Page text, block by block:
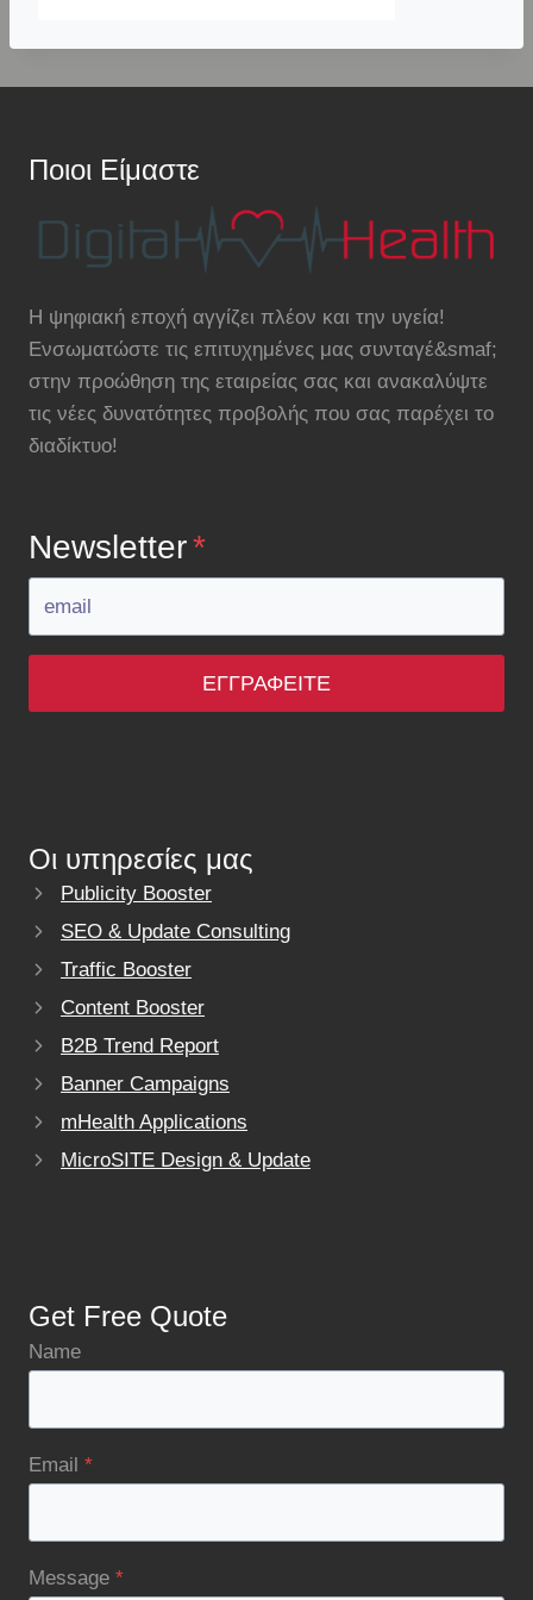
Ποιοι Είμαστε
Η ψηφιακή εποχή αγγίζει πλέον και την υγεία!
Ενσωματώστε τις επιτυχημένες μας συνταγέ&smaf;
στην προώθηση της εταιρείας σας και ανακαλύψτε
τις νέες δυνατότητες προβολής που σας παρέχει το
διαδίκτυο!
Newsletter*
ΕΓΓΡΑΦΕΊΤΕ
Οι υπηρεσίες μας
Publicity Booster
SEO & Update Consulting
Traffic Booster
Content Booster
B2B Trend Report
Banner Campaigns
mHealth Applications
MicroSITE Design & Update
Get Free Quote
Name
Email *
Message *